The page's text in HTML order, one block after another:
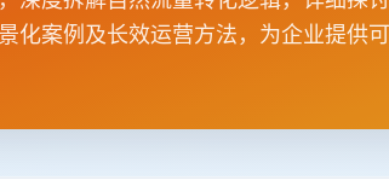
景化案例及长效运营方法，为企业提供